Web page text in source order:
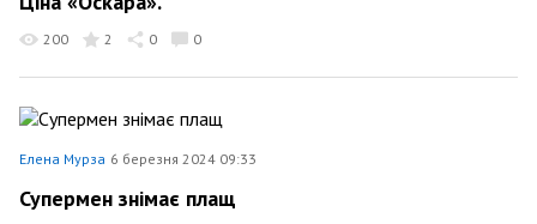
200 2 0 0
Елена Мурза 6 березня 2024 09:33
Супермен знімає плащ